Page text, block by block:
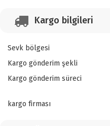
Kargo bilgileri
Sevk bölgesi
Kargo gönderim şekli
Kargo gönderim süreci
kargo firması